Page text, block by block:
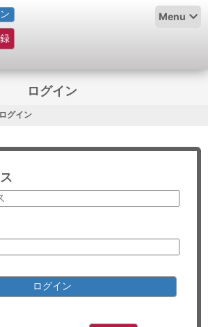
Menu
ログイン
ログイン
ログイン